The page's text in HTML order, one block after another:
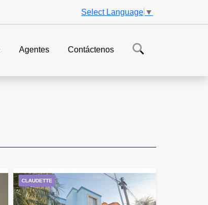
Select Language ▼
Agentes Contáctenos
CLAUDETTE